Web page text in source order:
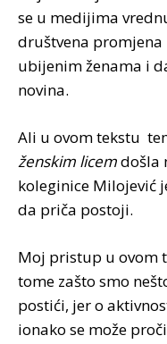
se u medijima
društvena promjena
ubijenim ženama i
novina.
Ali u ovom tekstu
ženskim licemdošla
koleginice Milojević
da priča postoji.
Moj pristup u ovom
tome zašto smo
postići, jer o
ionako se može